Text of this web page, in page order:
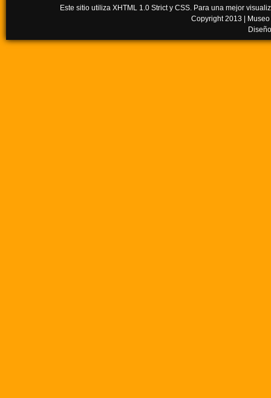
Este sitio utiliza XHTML 1.0 Strict y CSS. Para una mejor
Copyright 2013 |